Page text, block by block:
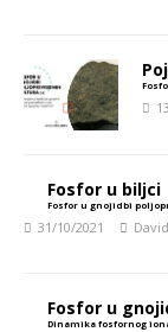
Fosfor u biljci
Fosfor u gnojidbi
31/10/2021
Fosfor u
Dinamika fosfornog